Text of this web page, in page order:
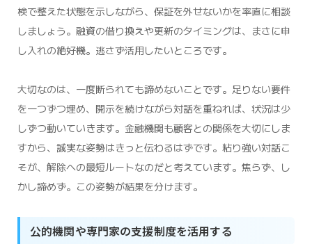
検で整えた状態を示しながら、保証を外せないかを率直に相談
しましょう。融資の借り換えや更新のタイミングは、まさに申
し入れの絶好機。逃さず活用したいところです。
大切なのは、一度断られても諦めないことです。足りない要件
を一つずつ埋め、開示を続けながら対話を重ねれば、状況は少
しずつ動いていきます。金融機関も顧客との関係を大切にしま
すから、誠実な姿勢はきっと伝わるはずです。粘り強い対話こ
そが、解除への最短ルートなのだと考えています。焦らず、し
かし諦めず。この姿勢が結果を分けます。
公的機関や専門家の支援制度を活用する